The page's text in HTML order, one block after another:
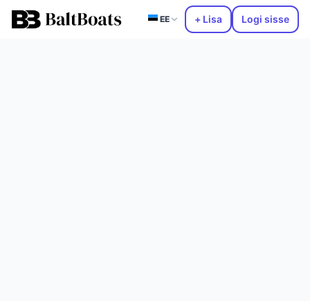
EE + Lisa Logi sisse